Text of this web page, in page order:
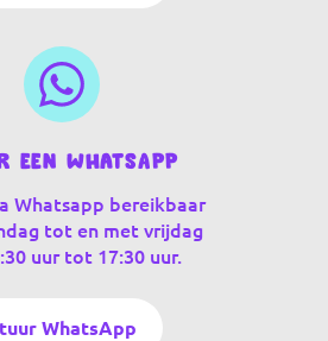
een WhatsApp
Whatsapp bereikbaar
tot en met vrijdag
uur tot 17:30 uur.
WhatsApp